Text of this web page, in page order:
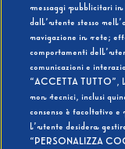
BEVI
messaggi pubblicitari
dall’utente stesso
navigazione in rete;
comportamenti
comunicazioni e
“ACCETTA TUTTO”,
non tecnici, inclusi
consenso è facoltativo
l’utente desidera
“PERSONALIZZA